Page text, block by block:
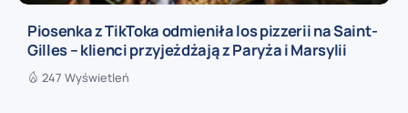
Piosenka z TikToka odmieniła los pizzerii na Saint-
Gilles – klienci przyjeżdżają z Paryża i Marsylii
247 Wyświetleń